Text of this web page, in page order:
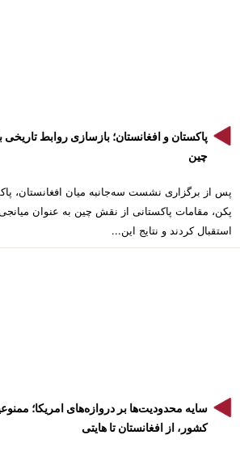
پاکستان و افغانستان؛ بازسازی روابط تاریخی
چین
پس از برگزاری نشست سه‌جانبه میان افغانستان،
پکن، مقامات پاکستانی از نقش چین به عنوان
استقبال کردند و نتایج این...
کشور، از افغانستان تا هایتی